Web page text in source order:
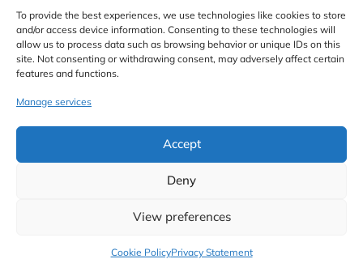
To provide the best experiences, we use technologies like cookies to store
and/or access device information. Consenting to these technologies will
allow us to process data such as browsing behavior or unique IDs on this
site. Not consenting or withdrawing consent, may adversely affect certain
features and functions.
Manage services
Accept
Deny
View preferences
Cookie PolicyPrivacy Statement